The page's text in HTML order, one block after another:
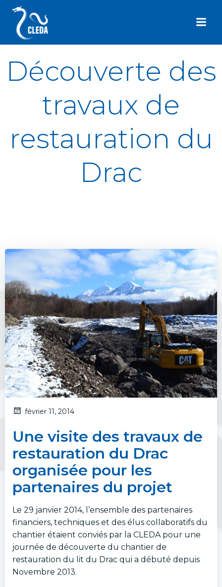
Découverte des
travaux de
restauration du
Drac
février 11, 2014
Une visite des travaux de
restauration du Drac
organisée pour les
partenaires du projet
Le 29 janvier 2014, l’ensemble des partenaires
financiers, techniques et des élus collaboratifs du
chantier étaient conviés par la CLEDA pour une
journée de découverte du chantier de
restauration du lit du Drac qui a débuté depuis
Novembre 2013.